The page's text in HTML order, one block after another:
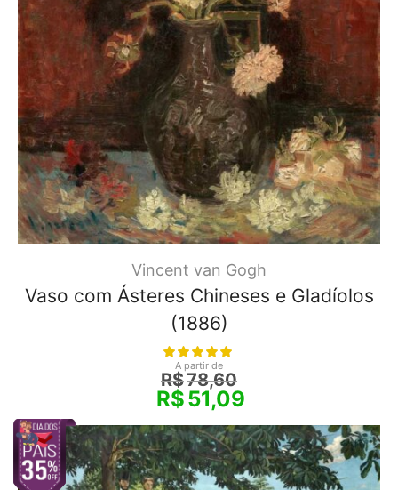
Vincent van Gogh
Vaso com Ásteres Chineses e Gladíolos
(1886)
A partir de
R$78,60
R$51,09